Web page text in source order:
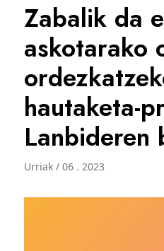
Zabalik da
askotarako
hautaketa-
Lanbideren
Urriak / 06 . 2023